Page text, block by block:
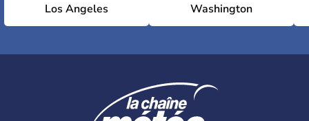
Los Angeles Washington